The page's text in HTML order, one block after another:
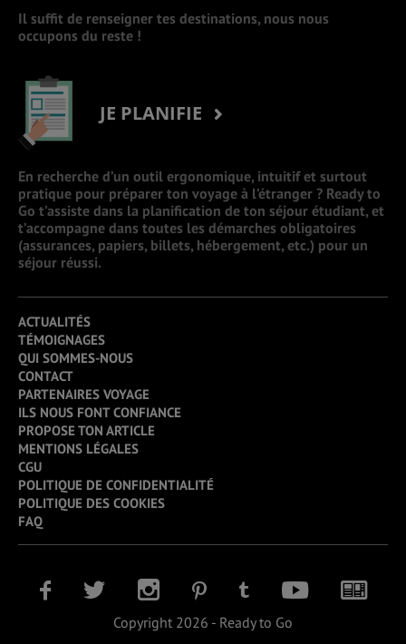
Il suffit de renseigner tes destinations, nous nous
occupons du reste !
JE PLANIFIE
En recherche d’un outil ergonomique, intuitif et surtout
pratique pour préparer ton voyage à l’étranger ? Ready to
Go t’assiste dans la planification de ton séjour étudiant, et
t’accompagne dans toutes les démarches obligatoires
(assurances, papiers, billets, hébergement, etc.) pour un
séjour réussi.
ACTUALITÉS
TÉMOIGNAGES
QUI SOMMES-NOUS
CONTACT
PARTENAIRES VOYAGE
ILS NOUS FONT CONFIANCE
PROPOSE TON ARTICLE
MENTIONS LÉGALES
CGU
POLITIQUE DE CONFIDENTIALITÉ
POLITIQUE DES COOKIES
FAQ
Copyright 2026 - Ready to Go